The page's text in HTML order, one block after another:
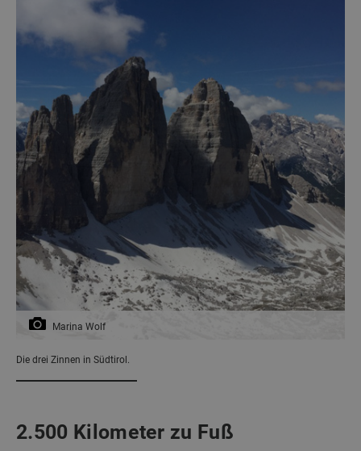
Marina Wolf
Die drei Zinnen in Südtirol.
2.500 Kilometer zu Fuß